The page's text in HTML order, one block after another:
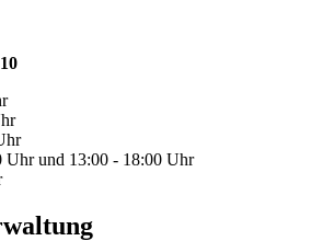
Uhr und 13:00 - 18:00 Uhr